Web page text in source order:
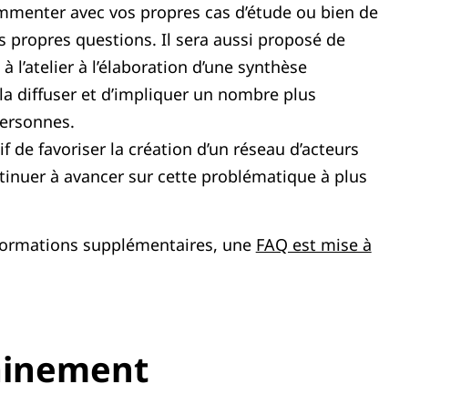
avec vos propres cas d’étude ou bien de
propres questions. Il sera aussi proposé de
l’atelier à l’élaboration d’une synthèse
diffuser et d’impliquer un nombre plus
de favoriser la création d’un réseau d’acteurs
à avancer sur cette problématique à plus
supplémentaires, une FAQ est mise à